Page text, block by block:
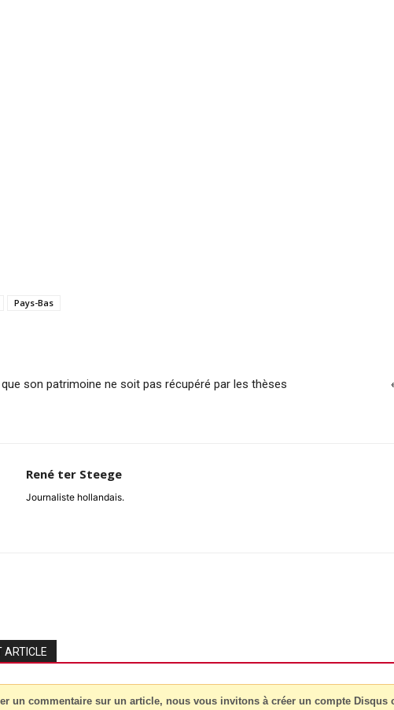
Pays-Bas
que son patrimoine ne soit pas récupéré par les thèses
René ter Steege
Journaliste hollandais.
ARTICLE
un commentaire sur un article, nous vous invitons à créer un compte